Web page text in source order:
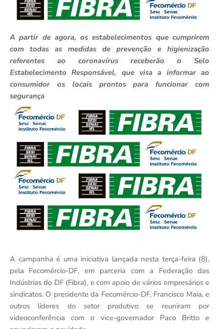
A partir de agora, os estabelecimentos que cumprirem
com todas as medidas de prevenção e higienização
referentes ao coronavírus receberão o Selo
Estabelecimento Responsável, que visa a informar ao
consumidor os locais prontos para funcionar com
segurança
A campanha é uma iniciativa lançada nesta terça-feira (8),
pela Fecomércio-DF, em parceria com a Federação das
Indústrias do DF (Fibra), e com apoio de vários empresários e
sindicatos. O presidente da Fecomércio-DF, Francisco Maia, e
outros líderes do setor produtivo se reuniram por
videoconferência com o vice-governador Paco Britto e